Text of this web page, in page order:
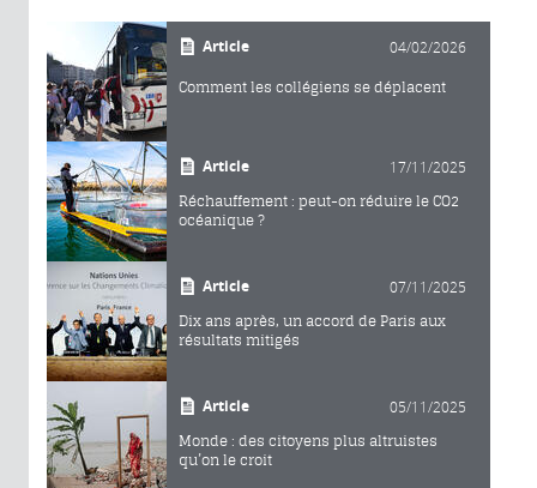
Article 04/02/2026
Comment les collégiens se déplacent
Article 17/11/2025
Réchauffement : peut-on réduire le CO2
océanique ?
Article 07/11/2025
Dix ans après, un accord de Paris aux
résultats mitigés
Article 05/11/2025
Monde : des citoyens plus altruistes
qu’on le croit